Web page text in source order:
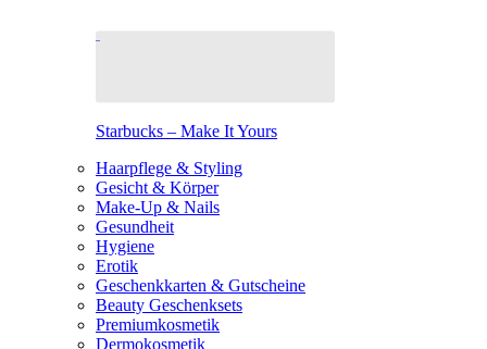
Starbucks – Make It Yours
Haarpflege & Styling
Gesicht & Körper
Make-Up & Nails
Gesundheit
Hygiene
Erotik
Geschenkkarten & Gutscheine
Beauty Geschenksets
Premiumkosmetik
Dermokosmetik